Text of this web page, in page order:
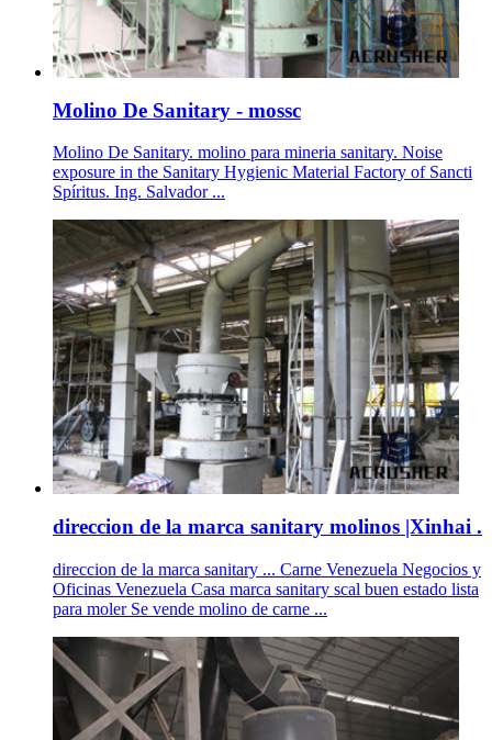
Molino De Sanitary - mossc
Molino De Sanitary. molino para mineria sanitary. Noise
exposure in the Sanitary Hygienic Material Factory of Sancti
Spíritus. Ing. Salvador ...
direccion de la marca sanitary molinos |Xinhai .
direccion de la marca sanitary ... Carne Venezuela Negocios y
Oficinas Venezuela Casa marca sanitary scal buen estado lista
para moler Se vende molino de carne ...